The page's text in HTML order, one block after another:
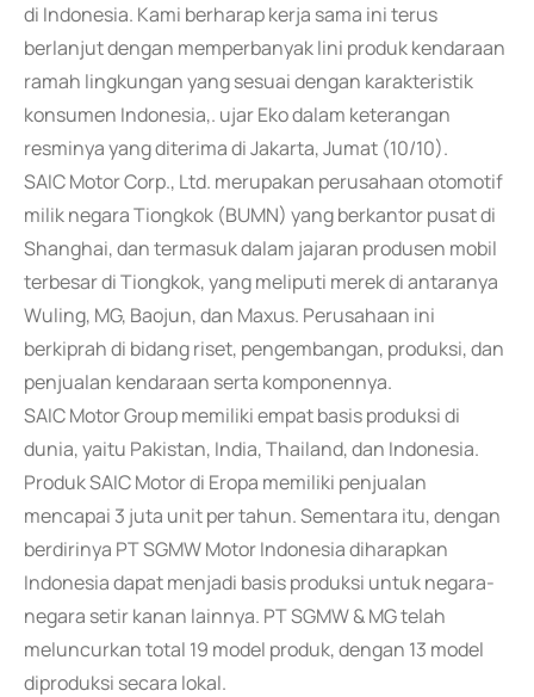
di Indonesia. Kami berharap kerja sama ini terus
berlanjut dengan memperbanyak lini produk kendaraan
ramah lingkungan yang sesuai dengan karakteristik
konsumen Indonesia,. ujar Eko dalam keterangan
resminya yang diterima di Jakarta, Jumat (10/10).
SAIC Motor Corp., Ltd. merupakan perusahaan otomotif
milik negara Tiongkok (BUMN) yang berkantor pusat di
Shanghai, dan termasuk dalam jajaran produsen mobil
terbesar di Tiongkok, yang meliputi merek di antaranya
Wuling, MG, Baojun, dan Maxus. Perusahaan ini
berkiprah di bidang riset, pengembangan, produksi, dan
penjualan kendaraan serta komponennya.
SAIC Motor Group memiliki empat basis produksi di
dunia, yaitu Pakistan, India, Thailand, dan Indonesia.
Produk SAIC Motor di Eropa memiliki penjualan
mencapai 3 juta unit per tahun. Sementara itu, dengan
berdirinya PT SGMW Motor Indonesia diharapkan
Indonesia dapat menjadi basis produksi untuk negara-
negara setir kanan lainnya. PT SGMW & MG telah
meluncurkan total 19 model produk, dengan 13 model
diproduksi secara lokal.